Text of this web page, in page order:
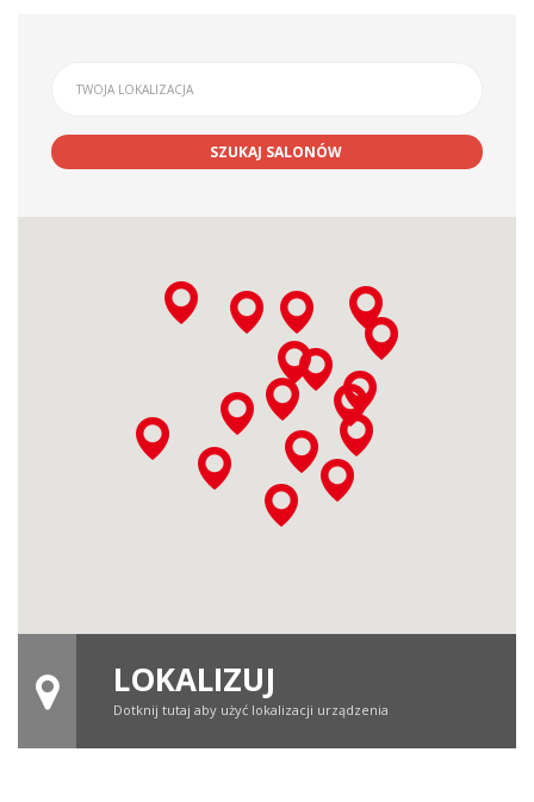
SZUKAJ SALONÓW
LOKALIZUJ
Dotknij tutaj aby użyć lokalizacji urządzenia